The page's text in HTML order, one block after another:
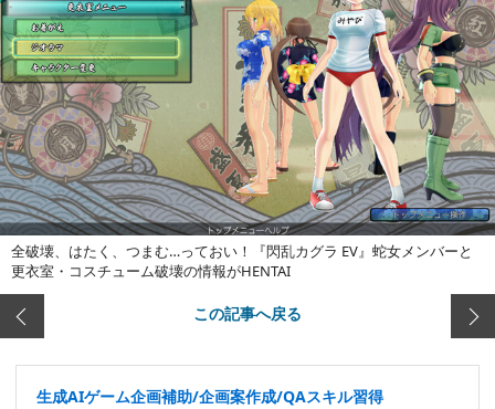
全破壊、はたく、つまむ…っておい！『閃乱カグラ EV』蛇女メンバーと
更衣室・コスチューム破壊の情報がHENTAI
この記事へ戻る
生成AIゲーム企画補助/企画案作成/QAスキル習得